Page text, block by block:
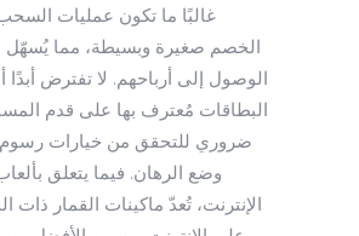
غالبًا ما تكون عمليات
الخصم صغيرة وبسيطة، مما يُسهّل
الوصول إلى أرباحهم. لا تفترض أبدًا
البطاقات مُعترف بها على قدم
ضروري للتحقق من خيارات رسوم
وضع الرهان. فيما يتعلق
الإنترنت، تُعدّ ماكينات القمار ذات